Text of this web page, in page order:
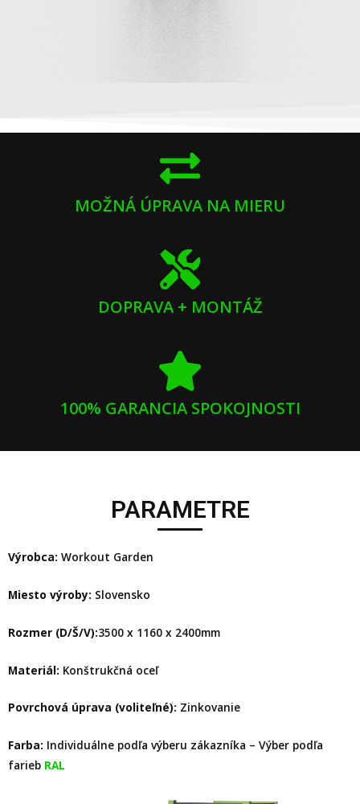
MOŽNÁ ÚPRAVA NA MIERU
DOPRAVA + MONTÁŽ
100% GARANCIA SPOKOJNOSTI
PARAMETRE
Výrobca: Workout Garden
Miesto výroby: Slovensko
Rozmer (D/Š/V):3500 x 1160 x 2400mm
Materiál: Konštrukčná oceľ
Povrchová úprava (voliteľné): Zinkovanie
Farba: Individuálne podľa výberu zákazníka – Výber podľa
farieb RAL